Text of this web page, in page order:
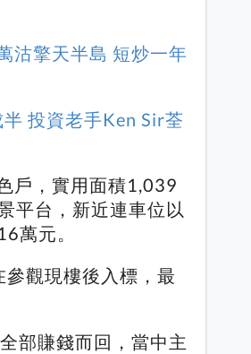
沽擎天半島 短炒一年
投資老手Ken Sir荃
戶，實用面積1,039
平台，新近連車位以
萬元。
觀現樓後入標，最
部賺錢而回，當中主